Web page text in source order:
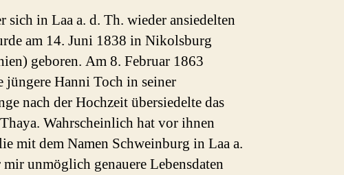
sich in Laa a. d. Th. wieder ansiedelten
am 14. Juni 1838 in Nikolsburg
geboren. Am 8. Februar 1863
jüngere Hanni Toch in seiner
nach der Hochzeit übersiedelte das
Wahrscheinlich hat vor ihnen
mit dem Namen Schweinburg in Laa a.
unmöglich genauere Lebensdaten